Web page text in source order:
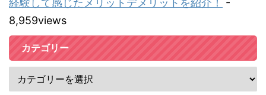
経験して感じたメリットデメリットを紹介！
-
8,959views
カテゴリー